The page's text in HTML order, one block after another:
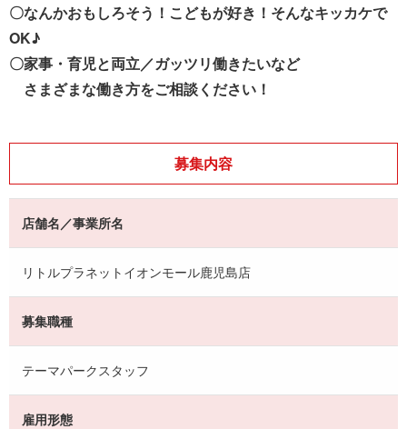
〇なんかおもしろそう！こどもが好き！そんなキッカケで
OK♪
〇家事・育児と両立／ガッツリ働きたいなど
さまざまな働き方をご相談ください！
募集内容
店舗名／事業所名
リトルプラネットイオンモール鹿児島店
募集職種
テーマパークスタッフ
雇用形態